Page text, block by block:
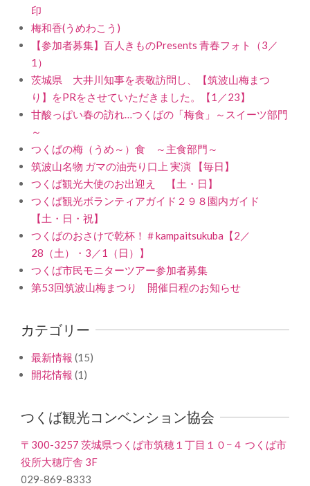
印
梅和香(うめわこう)
【参加者募集】百人きものPresents 青春フォト（3／
1）
茨城県 大井川知事を表敬訪問し、【筑波山梅まつ
り】をPRをさせていただきました。【1／23】
甘酸っぱい春の訪れ…つくばの「梅食」～スイーツ部門
～
つくばの梅（うめ～）食 ～主食部門～
筑波山名物 ガマの油売り口上 実演 【毎日】
つくば観光大使のお出迎え 【土・日】
つくば観光ボランティアガイド２９８園内ガイド
【土・日・祝】
つくばのおさけで乾杯！＃kampaitsukuba【2／
28（土）・3／1（日）】
つくば市民モニターツアー参加者募集
第53回筑波山梅まつり 開催日程のお知らせ
カテゴリー
最新情報 (15)
開花情報 (1)
つくば観光コンベンション協会
〒300-3257 茨城県つくば市筑穂１丁目１０−４ つくば市
役所大穂庁舎 3F
029-869-8333